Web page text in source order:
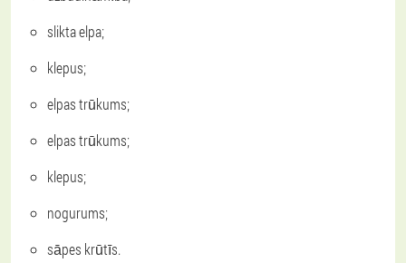
slikta elpa;
klepus;
elpas trūkums;
elpas trūkums;
klepus;
nogurums;
sāpes krūtīs.